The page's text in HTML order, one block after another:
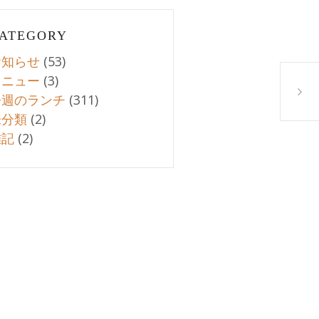
9月
らせ (53)
ュー (3)
のランチ (311)
類 (2)
(2)